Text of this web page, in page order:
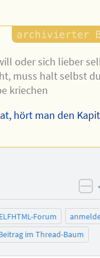
oder sich lieber
muss halt selbst
kriechen
hört man den
Forum
im Thread-Baum